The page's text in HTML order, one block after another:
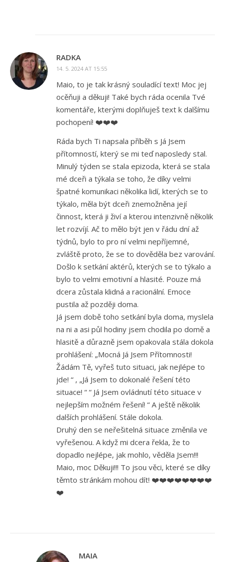
RADKA
14. 5. 2024 AT 15:55
Maio, to je tak krásný souladící text! Moc jej
ocěňuji a děkuji! Také bych ráda ocenila Tvé
komentáře, kterými doplňuješ text k dalšímu
pochopení! ❤️❤️❤️
Ráda bych Ti napsala příběh s Já Jsem
přítomností, který se mi teď naposledy stal.
Minulý týden se stala epizoda, která se stala
mé dceři a týkala se toho, že díky velmi
špatné komunikaci několika lidí, kterých se to
týkalo, měla být dceři znemožněna její
činnost, která ji živí a kterou intenzivně několik
let rozvíjí. Ač to mělo být jen v řádu dní až
týdnů, bylo to pro ní velmi nepříjemné,
zvláště proto, že se to dověděla bez varování.
Došlo k setkání aktérů, kterých se to týkalo a
bylo to velmi emotivní a hlasité. Pouze má
dcera zůstala klidná a racionální. Emoce
pustila až později doma.
Já jsem době toho setkání byla doma, myslela
na ni a asi půl hodiny jsem chodila po domě a
hlasitě a důrazně jsem opakovala stála dokola
prohlášení: „Mocná Já Jsem Přítomnosti!
Žádám Tě, vyřeš tuto situaci, jak nejlépe to
jde! “ , „Já Jsem to dokonalé řešení této
situace! “ “ Já Jsem ovládnutí této situace v
nejlepším možném řešení! “ A ještě několik
dalších prohlášení. Stále dokola.
Druhý den se neřešitelná situace změnila ve
vyřešenou. A když mi dcera řekla, že to
dopadlo nejlépe, jak mohlo, věděla Jsem!!!
Maio, moc Děkuji!!! To jsou věci, které se díky
těmto stránkám mohou dít! ❤️❤️❤️❤️❤️❤️❤️❤️
❤️
MAIA